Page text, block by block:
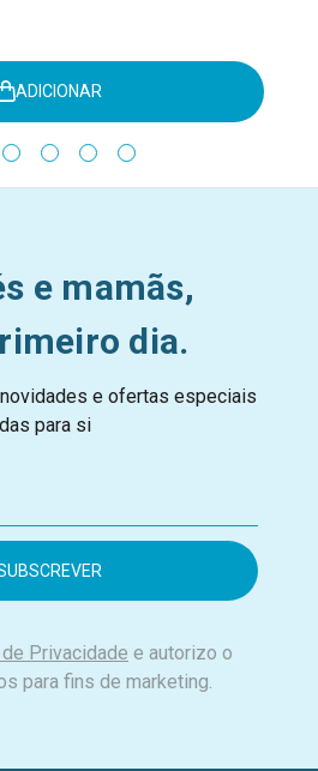
ADICIONAR
e mamãs,
dia.
e ofertas especiais
para si
Privacidade e autorizo o
para fins de marketing.